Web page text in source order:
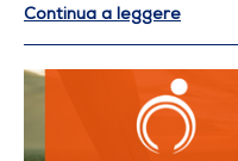
Continua a leggere